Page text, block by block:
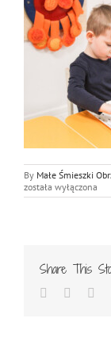
By Małe Śmieszki
została wyłączona
Share This
Facebook
Twitter